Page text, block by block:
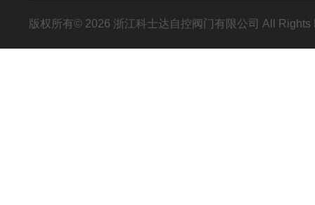
版权所有© 2026 浙江科士达自控阀门有限公司 All